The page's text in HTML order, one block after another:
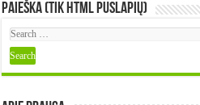
Paieška (tik HTML puslapių)